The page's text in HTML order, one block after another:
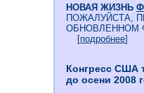
НОВАЯ ЖИЗНЬ
ПОЖАЛУЙСТА,
ОБНОВЛЕННОМ
[подробнее]
Конгресс США
до осени 2008